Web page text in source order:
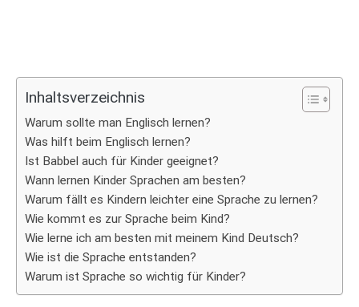
Inhaltsverzeichnis
Warum sollte man Englisch lernen?
Was hilft beim Englisch lernen?
Ist Babbel auch für Kinder geeignet?
Wann lernen Kinder Sprachen am besten?
Warum fällt es Kindern leichter eine Sprache zu lernen?
Wie kommt es zur Sprache beim Kind?
Wie lerne ich am besten mit meinem Kind Deutsch?
Wie ist die Sprache entstanden?
Warum ist Sprache so wichtig für Kinder?